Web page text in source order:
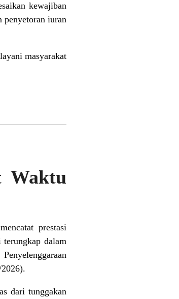
kewajiban
penyetoran iuran
masyarakat
Waktu
prestasi
terungkap dalam
dari tunggakan